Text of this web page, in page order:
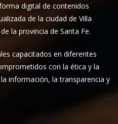
digital de contenidos
de la ciudad de Villa
la provincia de Santa Fe.
capacitados en diferentes
con la ética y la
información, la transparencia y